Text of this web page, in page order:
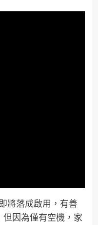
將落成啟用，有善
因為僅有空機，家